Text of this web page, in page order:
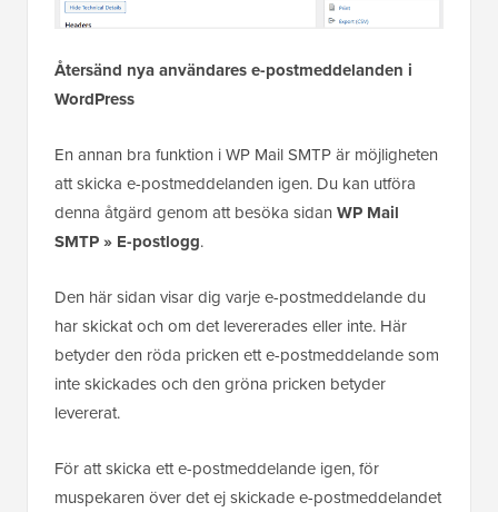
Återsänd nya användares e-postmeddelanden i
WordPress
En annan bra funktion i WP Mail SMTP är möjligheten
att skicka e-postmeddelanden igen. Du kan utföra
denna åtgärd genom att besöka sidan WP Mail
SMTP » E-postlogg.
Den här sidan visar dig varje e-postmeddelande du
har skickat och om det levererades eller inte. Här
betyder den röda pricken ett e-postmeddelande som
inte skickades och den gröna pricken betyder
levererat.
För att skicka ett e-postmeddelande igen, för
muspekaren över det ej skickade e-postmeddelandet